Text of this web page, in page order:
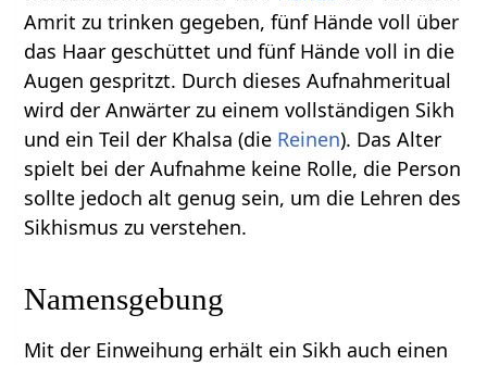
Amrit zu trinken gegeben, fünf Hände voll über
das Haar geschüttet und fünf Hände voll in die
Augen gespritzt. Durch dieses Aufnahmeritual
wird der Anwärter zu einem vollständigen Sikh
und ein Teil der Khalsa (die Reinen). Das Alter
spielt bei der Aufnahme keine Rolle, die Person
sollte jedoch alt genug sein, um die Lehren des
Sikhismus zu verstehen.
Namensgebung
Mit der Einweihung erhält ein Sikh auch einen